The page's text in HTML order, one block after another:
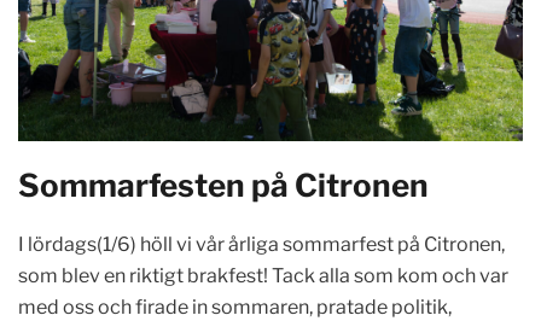
Sommarfesten på Citronen
I lördags(1/6) höll vi vår årliga sommarfest på Citronen,
som blev en riktigt brakfest! Tack alla som kom och var
med oss och firade in sommaren, pratade politik,